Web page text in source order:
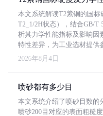
本文系统解读T2紫铜的国标
T2_1/2H状态），结合GB/T
析其力学性能指标及影响因
特性差异，为工业选材提供
2026年8月4日
喷砂都有多少目
本文系统介绍了喷砂目数的
喷砂200目对应的表面粗糙